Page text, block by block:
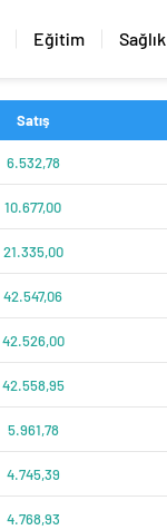
Eğitim Sağlık
Satış
6.532,78
10.677,00
21.335,00
42.547,06
42.526,00
42.558,95
5.961,78
4.745,39
4.768,93